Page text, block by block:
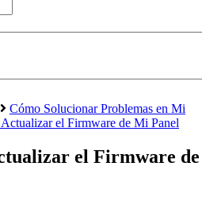
Cómo Solucionar Problemas en Mi
el Firmware de Mi Panel
el Firmware de